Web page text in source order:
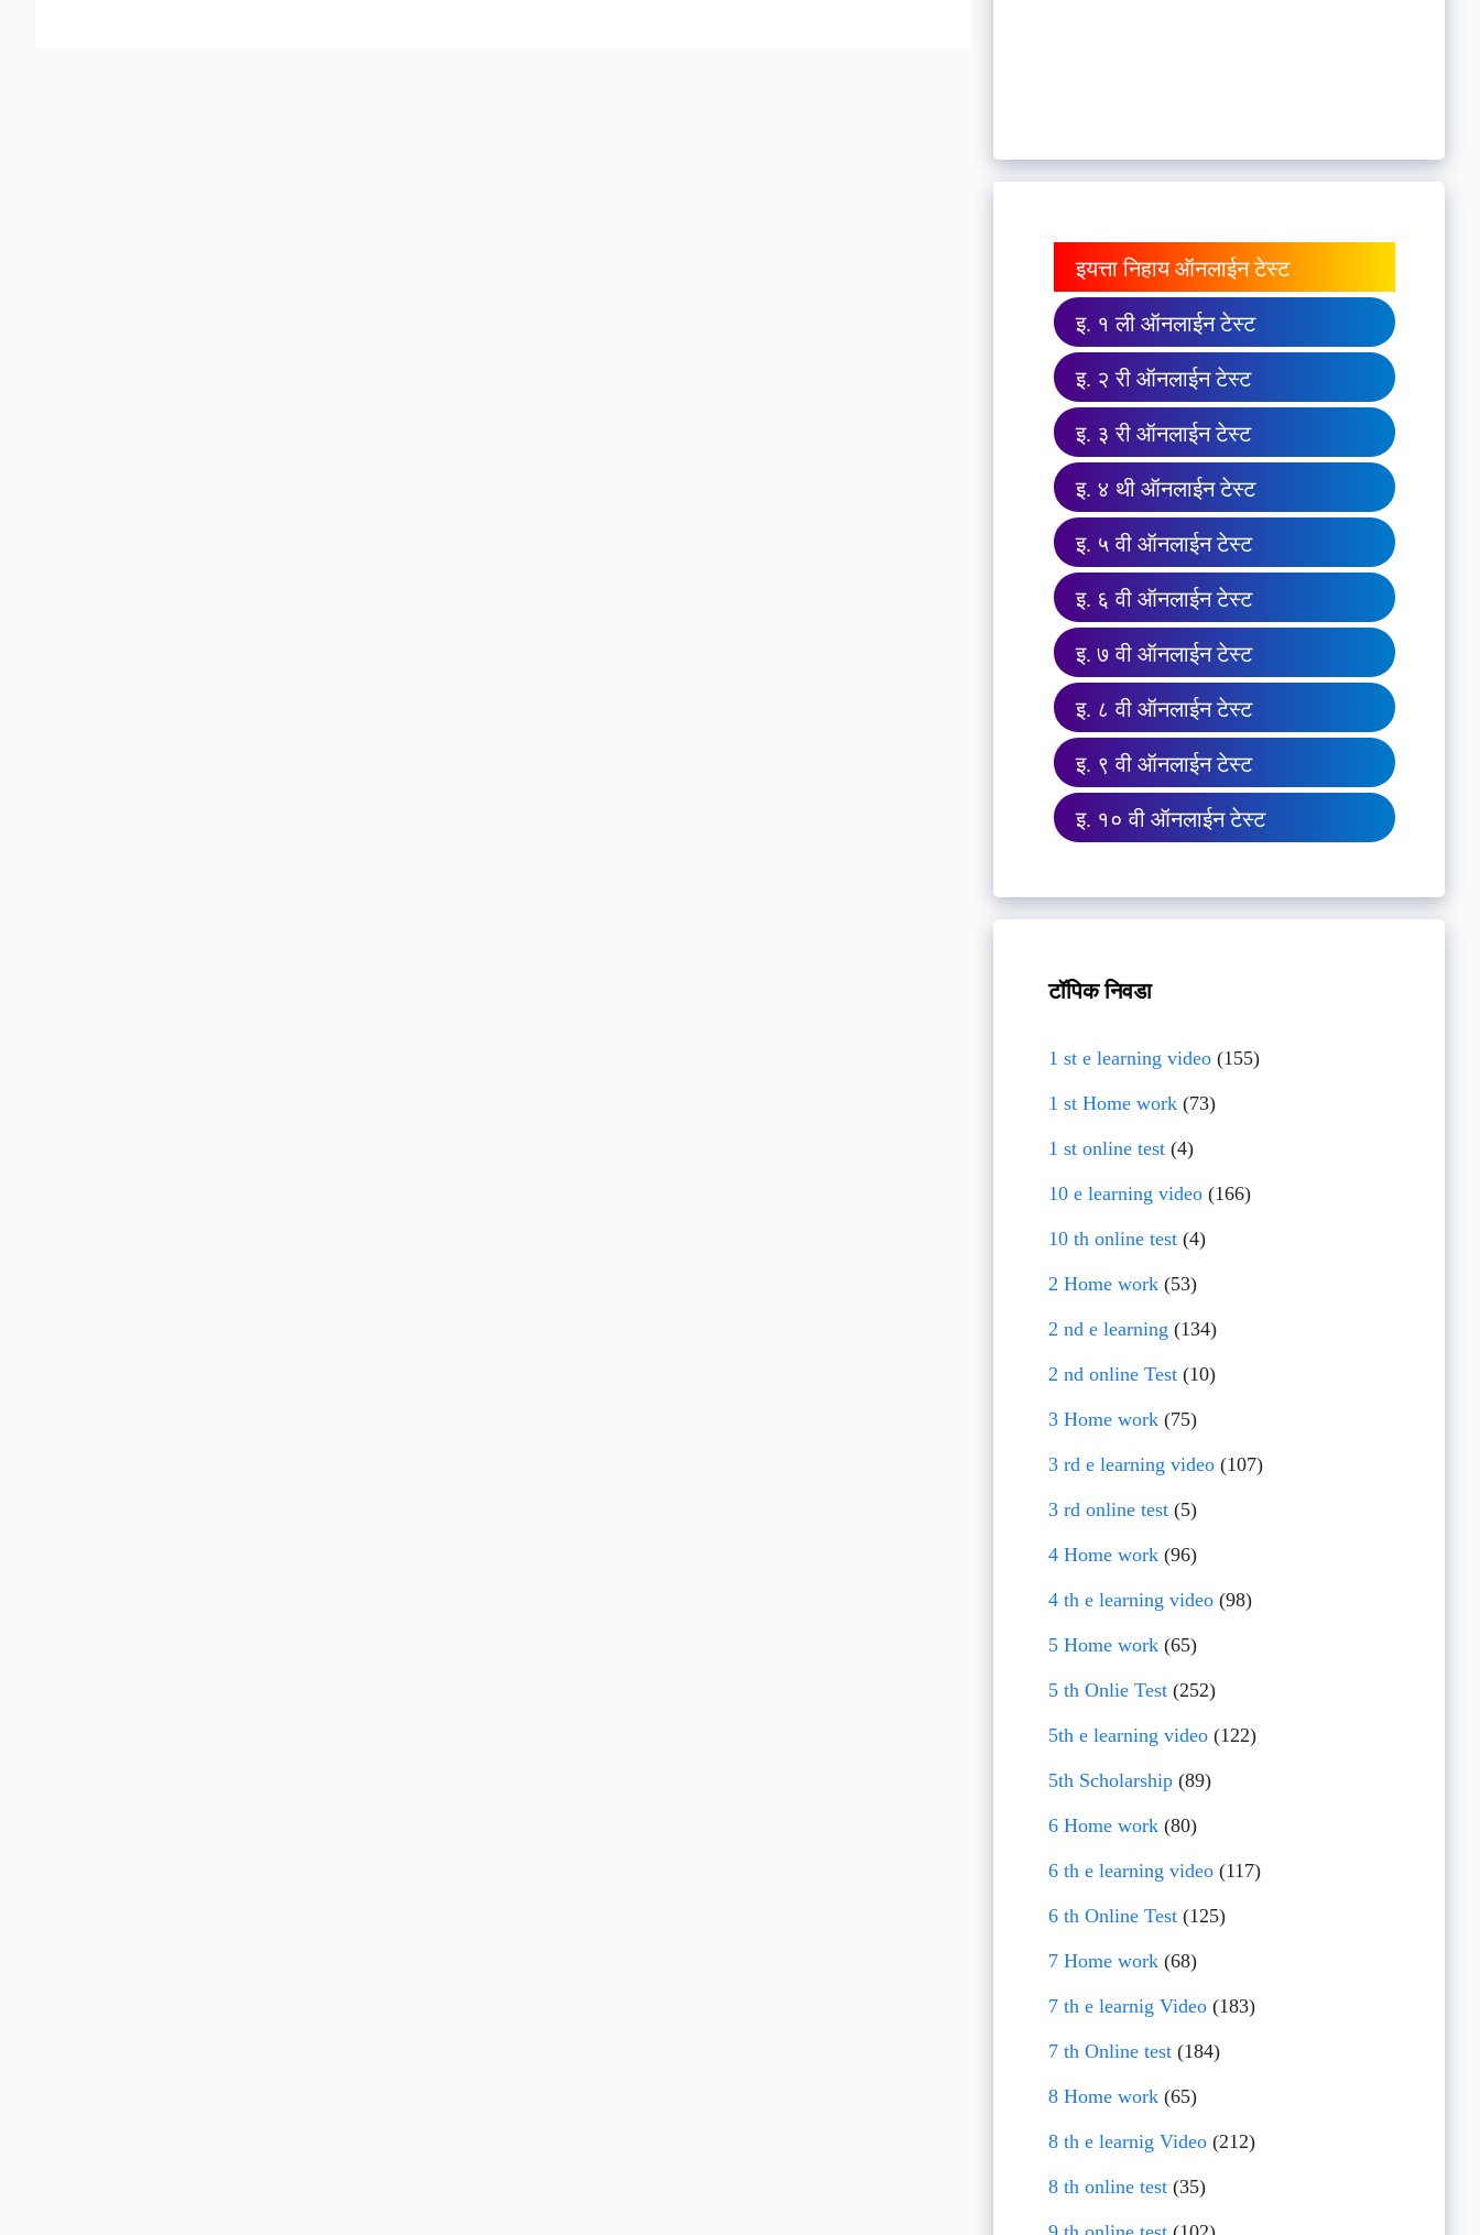
इयत्ता निहाय ऑनलाईन टेस्ट
इ. १ ली ऑनलाईन टेस्ट
इ. २ री ऑनलाईन टेस्ट
इ. ३ री ऑनलाईन टेस्ट
इ. ४ थी ऑनलाईन टेस्ट
इ. ५ वी ऑनलाईन टेस्ट
इ. ६ वी ऑनलाईन टेस्ट
इ. ७ वी ऑनलाईन टेस्ट
इ. ८ वी ऑनलाईन टेस्ट
इ. ९ वी ऑनलाईन टेस्ट
इ. १० वी ऑनलाईन टेस्ट
टॉपिक निवडा
1 st e learning video(155)
1 st Home work(73)
1 st online test(4)
10 e learning video(166)
10 th online test(4)
2 Home work(53)
2 nd e learning (134)
2 nd online Test(10)
3 Home work(75)
3 rd e learning video(107)
3 rd online test(5)
4 Home work(96)
4 th e learning video(98)
5 Home work(65)
5 th Onlie Test(252)
5th e learning video(122)
5th Scholarship(89)
6 Home work(80)
6 th e learning video(117)
6 th Online Test(125)
7 Home work(68)
7 th e learnig Video(183)
7 th Online test(184)
8 Home work(65)
8 th e learnig Video(212)
8 th online test(35)